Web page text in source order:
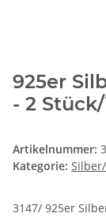
925er
- 2
Artikelnummer:
Kategorie:
3147/ 925er